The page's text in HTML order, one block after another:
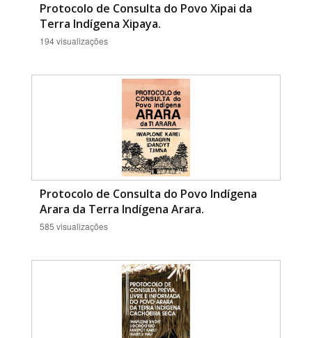
Protocolo de Consulta do Povo Xipai da
Terra Indígena Xipaya.
194 visualizações
Protocolo de Consulta do Povo Indígena
Arara da Terra Indígena Arara.
585 visualizações